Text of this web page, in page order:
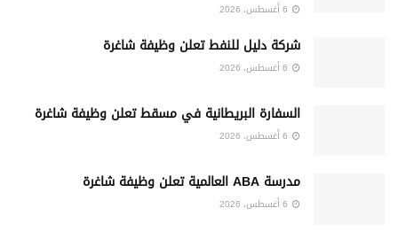
شركة دليل للنفط تعلن وظيفة شاغرة
السفارة البريطانية في مسقط تعلن وظيفة شاغرة
مدرسة ABA العالمية تعلن وظيفة شاغرة